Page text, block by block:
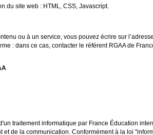
du site web : HTML, CSS, Javascript.
ou à un service, vous pouvez écrire sur
: dans ce cas, contacter le référent RGAA de
traitement informatique par France Éducation
de la communication. Conformément à la loi